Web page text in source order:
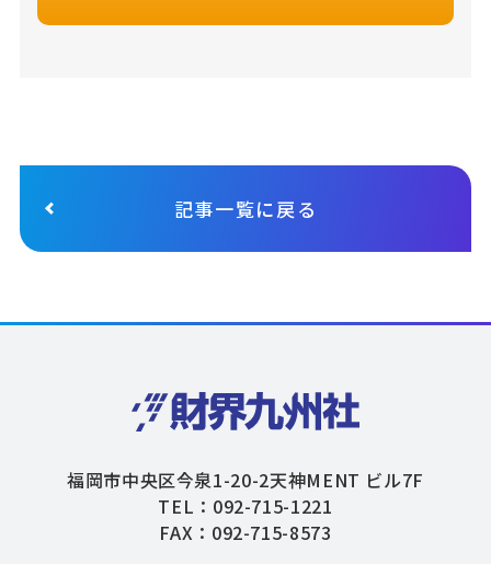
記事一覧に戻る
福岡市中央区今泉1-20-2天神MENT ビル7F
TEL：092-715-1221
FAX：092-715-8573